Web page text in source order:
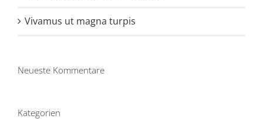
Vivamus ut magna turpis
Neueste Kommentare
Kategorien